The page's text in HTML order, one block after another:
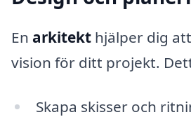
En arkitekt hjälper dig
vision för ditt projekt.
Skapa skisser och